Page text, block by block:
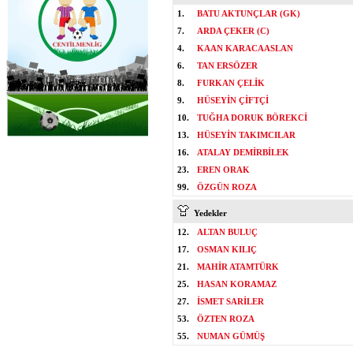
1.
BATU AKTUNÇLAR (GK)
7.
ARDA ÇEKER (C)
4.
KAAN KARACAASLAN
6.
TAN ERSÖZER
8.
FURKAN ÇELİK
9.
HÜSEYİN ÇİFTÇİ
10.
TUĞHA DORUK BÖREKCİ
13.
HÜSEYİN TAKIMCILAR
16.
ATALAY DEMİRBİLEK
23.
EREN ORAK
99.
ÖZGÜN ROZA
Yedekler
12.
ALTAN BULUÇ
17.
OSMAN KILIÇ
21.
MAHİR ATAMTÜRK
25.
HASAN KORAMAZ
27.
İSMET SARİLER
53.
ÖZTEN ROZA
55.
NUMAN GÜMÜŞ